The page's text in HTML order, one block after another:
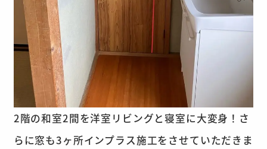
2階の和室2間を洋室リビングと寝室に大変身！さ
らに窓も3ヶ所インプラス施工をさせていただきま